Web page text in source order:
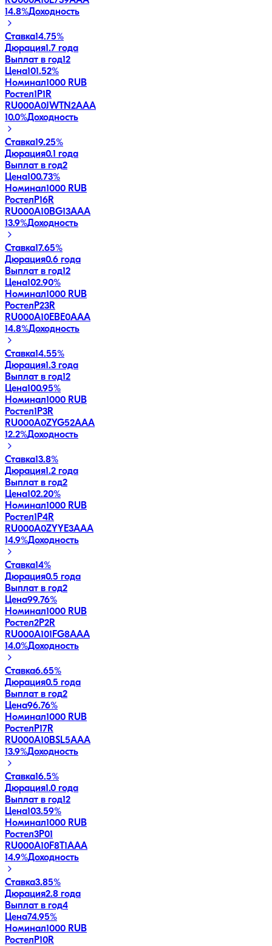
14.8%Доходность
Ставка14.75%
Дюрация1.7 года
Выплат в год12
Цена101.52%
Номинал1000 RUB
Ростел1P1R
RU000A0JWTN2AAA
10.0%Доходность
Ставка19.25%
Дюрация0.1 года
Выплат в год2
Цена100.73%
Номинал1000 RUB
РостелP16R
RU000A10BG13AAA
13.9%Доходность
Ставка17.65%
Дюрация0.6 года
Выплат в год12
Цена102.90%
Номинал1000 RUB
РостелP23R
RU000A10EBE0AAA
14.8%Доходность
Ставка14.55%
Дюрация1.3 года
Выплат в год12
Цена100.95%
Номинал1000 RUB
Ростел1P3R
RU000A0ZYG52AAA
12.2%Доходность
Ставка13.8%
Дюрация1.2 года
Выплат в год2
Цена102.20%
Номинал1000 RUB
Ростел1P4R
RU000A0ZYYE3AAA
14.9%Доходность
Ставка14%
Дюрация0.5 года
Выплат в год2
Цена99.76%
Номинал1000 RUB
Ростел2P2R
RU000A101FG8AAA
14.0%Доходность
Ставка6.65%
Дюрация0.5 года
Выплат в год2
Цена96.76%
Номинал1000 RUB
РостелP17R
RU000A10BSL5AAA
13.9%Доходность
Ставка16.5%
Дюрация1.0 года
Выплат в год12
Цена103.59%
Номинал1000 RUB
Ростел3P01
RU000A10F8T1AAA
14.9%Доходность
Ставка3.85%
Дюрация2.8 года
Выплат в год4
Цена74.95%
Номинал1000 RUB
РостелP10R